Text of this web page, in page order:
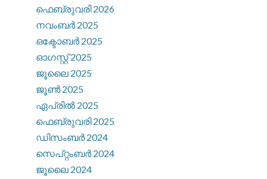
ഫെബ്രുവരി 2026
നവംബർ 2025
ഒക്ടോബർ 2025
ഓഗസ്റ്റ്‌ 2025
ജൂലൈ 2025
ജൂൺ 2025
ഏപ്രിൽ 2025
ഫെബ്രുവരി 2025
ഡിസംബർ 2024
സെപ്റ്റംബർ 2024
ജൂലൈ 2024